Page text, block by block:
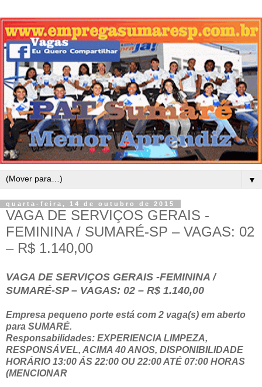
▼
quarta-feira, 14 de outubro de 2015
VAGA DE SERVIÇOS GERAIS -
FEMININA / SUMARÉ-SP – VAGAS: 02
– R$ 1.140,00
VAGA DE SERVIÇOS GERAIS -FEMININA /
SUMARÉ-SP – VAGAS: 02 – R$ 1.140,00
Empresa pequeno porte está com 2 vaga(s) em aberto
para SUMARÉ.
Responsabilidades: EXPERIENCIA LIMPEZA,
RESPONSÁVEL, ACIMA 40 ANOS, DISPONIBILIDADE
HORÁRIO 13:00 ÁS 22:00 OU 22:00 ATÉ 07:00 HORAS
(MENCIONAR